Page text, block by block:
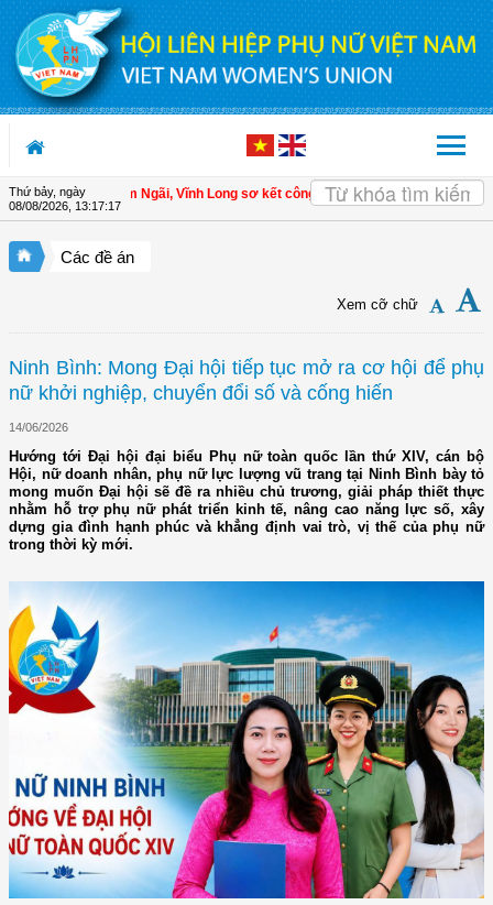
Truy cập nội dung luôn
Thứ bảy, ngày
08/08/2026, 13:17:18
LHPN xã Tam Ngãi, Vĩnh Long sơ kết công tác Hội và phong trào phụ nữ 6
Các đề án
Xem cỡ chữ
Ninh Bình: Mong Đại hội tiếp tục mở ra cơ hội để phụ
nữ khởi nghiệp, chuyển đổi số và cống hiến
14/06/2026
Hướng tới Đại hội đại biểu Phụ nữ toàn quốc lần thứ XIV, cán bộ
Hội, nữ doanh nhân, phụ nữ lực lượng vũ trang tại Ninh Bình bày tỏ
mong muốn Đại hội sẽ đề ra nhiều chủ trương, giải pháp thiết thực
nhằm hỗ trợ phụ nữ phát triển kinh tế, nâng cao năng lực số, xây
dựng gia đình hạnh phúc và khẳng định vai trò, vị thế của phụ nữ
trong thời kỳ mới.